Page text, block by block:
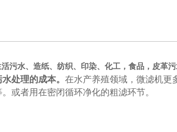
污水、造纸、纺织、印染、化工，食品，皮革污
处理的成本。 在水产养殖领域，微滤机更
或者用在密闭循环净化的粗滤环节。